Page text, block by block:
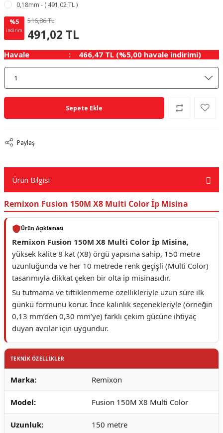
0,18mm - ( 491,02 TL )
%5
indirim
516,86 TL
491,02 TL
Havale 466,47 TL (%5,00 havale indirimi)
Sepete Ekle
Paylaş
Ürün Bilgisi
Remixon Fusion 150M X8 Multi Color İp Misina
Ürün Açıklaması
Remixon Fusion 150M X8 Multi Color İp Misina,
yüksek kalite 8 kat (X8) örgü yapısına sahip, 150 metre
uzunluğunda ve her 10 metrede renk geçişli (Multi Color)
tasarımıyla dikkat çeken bir olta ip misinasıdır.
Su tutmama ve tiftiklenmeme özellikleriyle uzun süre ilk
günkü formunu korur. İnce kalınlık seçenekleriyle (örneğin
0,13 mm’den 0,30 mm’ye) farklı çekim gücüne ihtiyaç
duyan avcılar için uygundur.
TEKNİK ÖZELLİKLER
Marka: Remixon
Model: Fusion 150M X8 Multi Color
Uzunluk: 150 metre